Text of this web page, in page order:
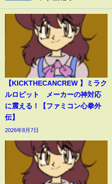
【KICKTHECANCREW 】ミラク
ルロピット メーカーの神対応
に震える！【ファミコン心拳外
伝】
2026年8月7日